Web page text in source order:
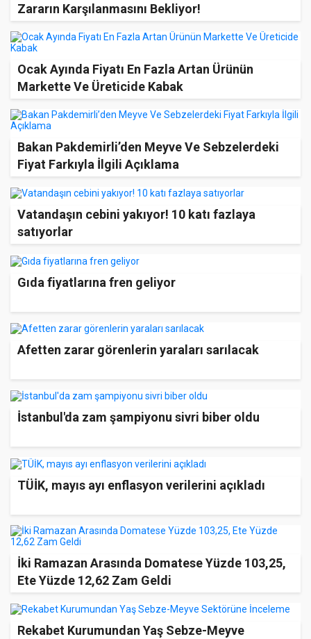
Zararın Karşılanmasını Bekliyor!
Ocak Ayında Fiyatı En Fazla Artan Ürünün
Markette Ve Üreticide Kabak
Bakan Pakdemirli’den Meyve Ve Sebzelerdeki
Fiyat Farkıyla İlgili Açıklama
Vatandaşın cebini yakıyor! 10 katı fazlaya
satıyorlar
Gıda fiyatlarına fren geliyor
Afetten zarar görenlerin yaraları sarılacak
İstanbul'da zam şampiyonu sivri biber oldu
TÜİK, mayıs ayı enflasyon verilerini açıkladı
İki Ramazan Arasında Domatese Yüzde 103,25,
Ete Yüzde 12,62 Zam Geldi
Rekabet Kurumundan Yaş Sebze-Meyve